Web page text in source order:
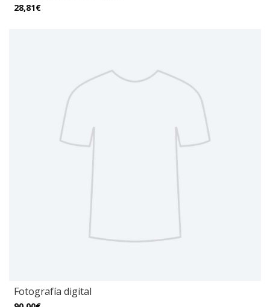
28,81€
Fotografía digital